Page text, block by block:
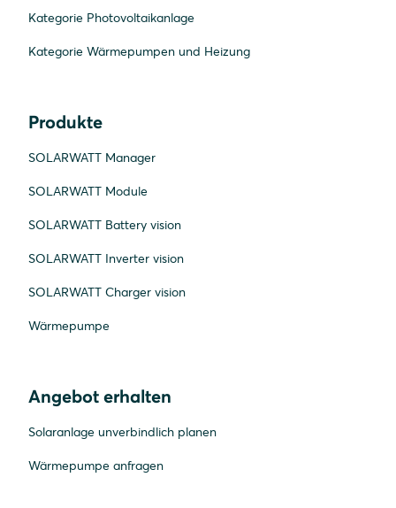
Kategorie Photovoltaikanlage
Kategorie Wärmepumpen und Heizung
Produkte
SOLARWATT Manager
SOLARWATT Module
SOLARWATT Battery vision
SOLARWATT Inverter vision
SOLARWATT Charger vision
Wärmepumpe
Angebot erhalten
Solaranlage unverbindlich planen
Wärmepumpe anfragen